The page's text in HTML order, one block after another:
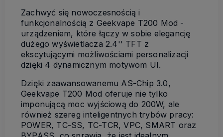
Zachwyć się nowoczesnością i
funkcjonalnością z Geekvape T200 Mod -
urządzeniem, które łączy w sobie elegancję
dużego wyświetlacza 2.4'' TFT z
ekscytującymi możliwościami personalizacji
dzięki 4 dynamicznym motywom UI.
Dzięki zaawansowanemu AS-Chip 3.0,
Geekvape T200 Mod oferuje nie tylko
imponującą moc wyjściową do 200W, ale
również szereg inteligentnych trybów pracy:
POWER, TC-SS, TC-TCR, VPC, SMART oraz